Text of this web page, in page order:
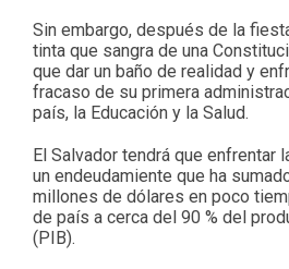
Sin embargo, después de la
tinta que sangra de una
que dar un baño de realidad y
fracaso de su primera
país, la Educación y la Salud.
El Salvador tendrá que enfrentar
un endeudamiente que ha
millones de dólares en poco
de país a cerca del 90 % del
(PIB).